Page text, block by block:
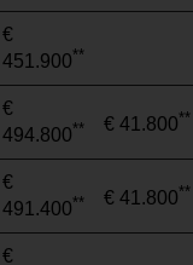
€
451.900**
€
494.800** € 41.800**
€
491.400** € 41.800**
€